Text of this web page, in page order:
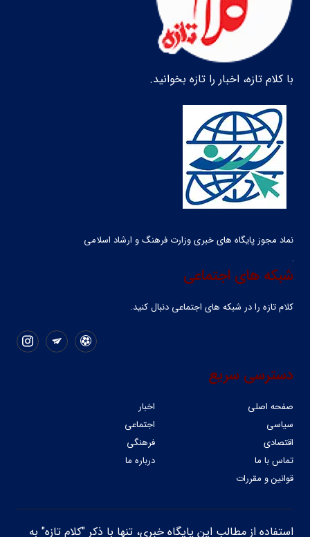
با کلام تازه، اخبار را تازه بخوانید.
نماد مجوز پایگاه های خبری وزارت فرهنگ و ارشاد اسلامی
شبکه های اجتماعی
کلام تازه را در شبکه ‌های اجتماعی دنبال کنید.
دسترسی سریع
صفحه اصلی
اخبار
سیاسی
اجتماعی
اقتصادی
فرهنگی
تماس با ما
درباره ما
قوانین و مقررات
استفاده از مطالب این پایگاه خبری، تنها با ذکر "کلام تازه" به